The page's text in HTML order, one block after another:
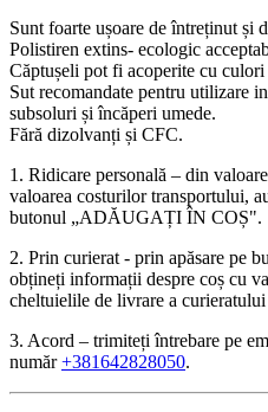
Sunt foarte ușoare de întreținut și
Polistiren extins- ecologic
Căptușeli pot fi acoperite cu
Sut recomandate pentru utilizare
subsoluri și încăperi umede.
Fără dizolvanți și CFC.
1. Ridicare personală – din
valoarea costurilor transportului,
butonul „ADĂUGAȚI ÎN COȘ".
2. Prin curierat - prin apăsare
obțineți informații despre coș cu
cheltuielile de livrare a
3. Acord – trimiteți întrebare pe
număr+381642828050.